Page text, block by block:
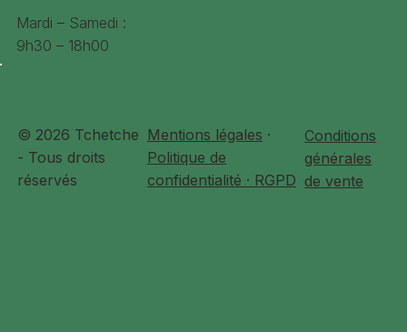
Mardi – Samedi :
9h30 – 18h00
© 2026 Tchetche
- Tous droits
réservés
Mentions légales ·
Politique de
confidentialité · RGPD
Conditions
générales
de vente